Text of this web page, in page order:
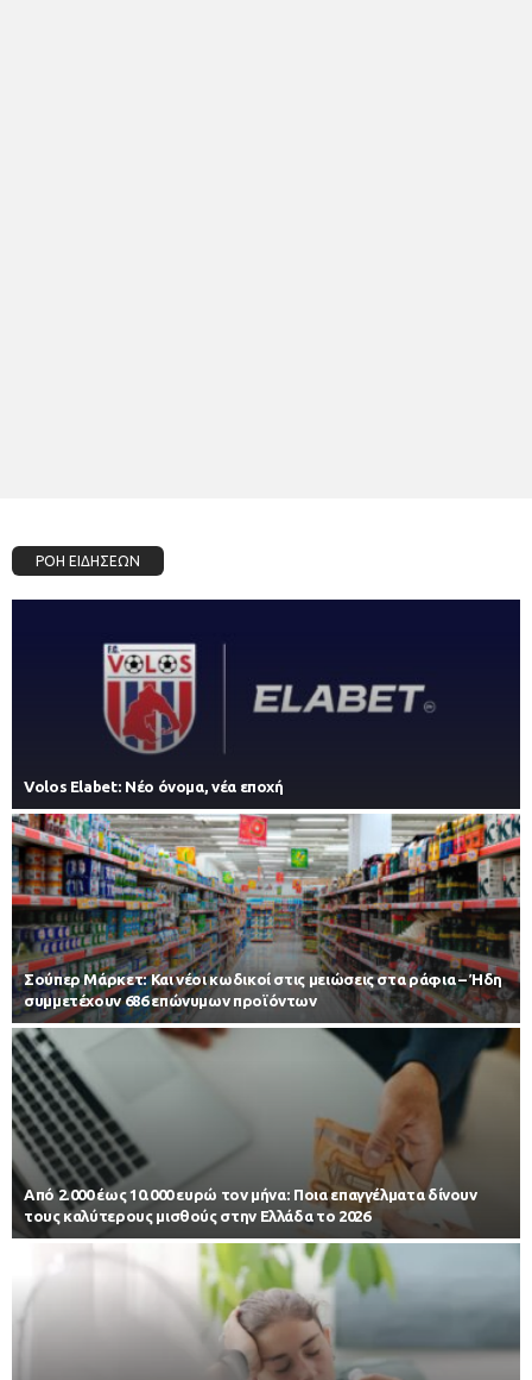
ΡΟΗ ΕΙΔΗΣΕΩΝ
Volos Elabet: Νέο όνομα, νέα εποχή
Σούπερ Μάρκετ: Και νέοι κωδικοί στις μειώσεις στα ράφια – Ήδη
συμμετέχουν 686 επώνυμων προϊόντων
Από 2.000 έως 10.000 ευρώ τον μήνα: Ποια επαγγέλματα δίνουν
τους καλύτερους μισθούς στην Ελλάδα το 2026